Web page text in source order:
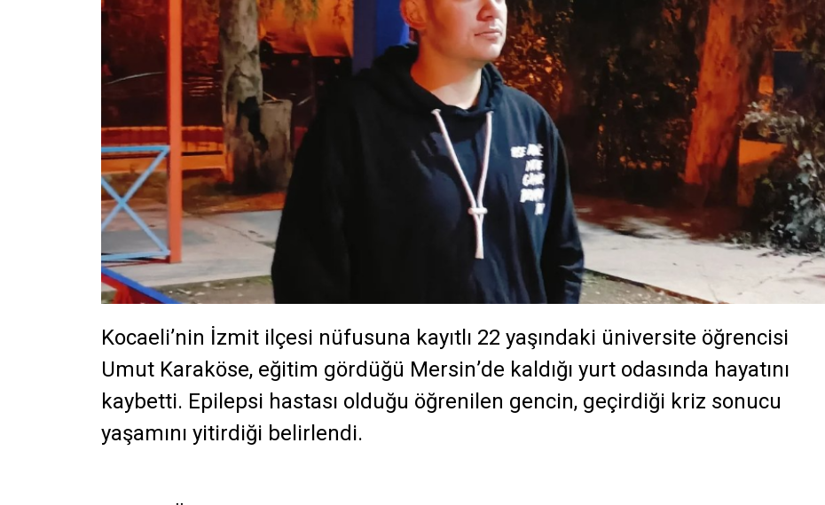
Kocaeli’nin İzmit ilçesi nüfusuna kayıtlı 22 yaşındaki üniversite öğrencisi
Umut Karaköse, eğitim gördüğü Mersin’de kaldığı yurt odasında hayatını
kaybetti. Epilepsi hastası olduğu öğrenilen gencin, geçirdiği kriz sonucu
yaşamını yitirdiği belirlendi.